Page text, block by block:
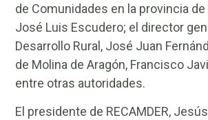
de Comunidades en la provincia de
José Luis Escudero; el director
Desarrollo Rural, José Juan
de Molina de Aragón, Francisco
entre otras autoridades.
El presidente de RECAMDER,